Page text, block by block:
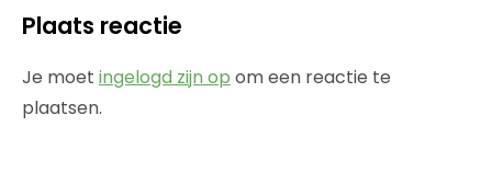
Plaats reactie
Je moet ingelogd zijn op om een reactie te
plaatsen.